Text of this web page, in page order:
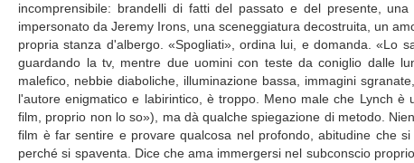
incomprensibile: brandelli di fatti del passato e del presente,
impersonato da Jeremy Irons, una sceneggiatura decostruita, un
propria stanza d'albergo. «Spogliati», ordina lui, e domanda. «Lo
guardando la tv, mentre due uomini con teste da coniglio dalle
malefico, nebbie diaboliche, illuminazione bassa, immagini
l'autore enigmatico e labirintico, è troppo. Meno male che Lynch
film, proprio non lo so»), ma dà qualche spiegazione di metodo.
film è far sentire e provare qualcosa nel profondo, abitudine che
perché si spaventa. Dice che ama immergersi nel subconscio